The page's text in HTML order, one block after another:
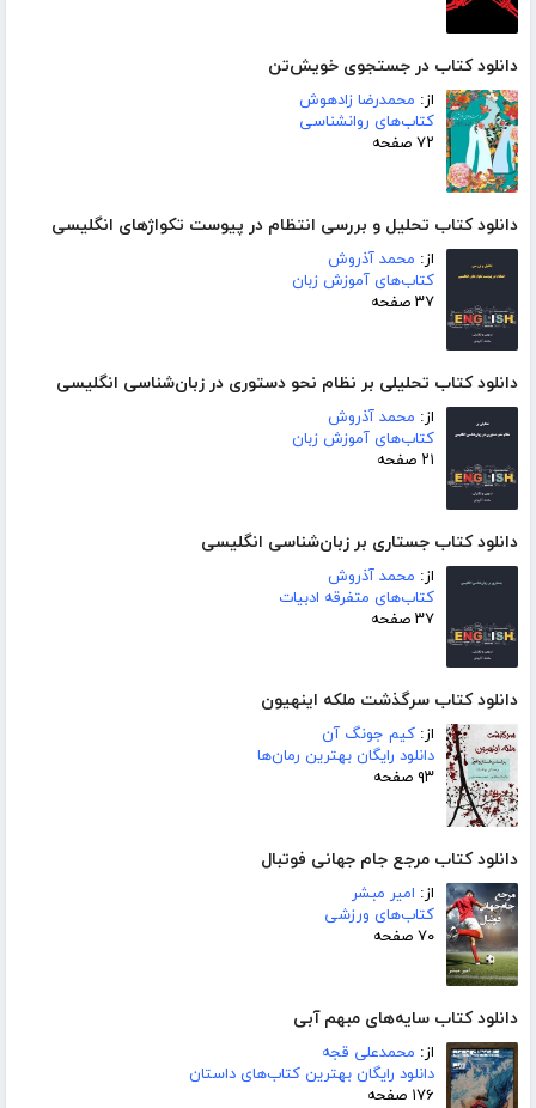
دانلود کتاب در جستجوی خویش‌تن
از: محمدرضا زادهوش
کتاب‌های روانشناسی
۷۲ صفحه
دانلود کتاب تحلیل و بررسی انتظام در پیوست تکواژهای انگلیسی
از: محمد آذروش
کتاب‌های آموزش زبان
۳۷ صفحه
دانلود کتاب تحلیلی بر نظام نحو دستوری در زبان‌شناسی انگلیسی
از: محمد آذروش
کتاب‌های آموزش زبان
۲۱ صفحه
دانلود کتاب جستاری بر زبان‌شناسی انگلیسی
از: محمد آذروش
کتاب‌های متفرقه ادبیات
۳۷ صفحه
دانلود کتاب سرگذشت ملکه اینهیون
از: کیم جونگ آن
دانلود رایگان بهترین رمان‌ها
۹۳ صفحه
دانلود کتاب مرجع جام جهانی فوتبال
از: امیر مبشر
کتاب‌های ورزشی
۷۰ صفحه
دانلود کتاب سایه‌های مبهم آبی
از: محمدعلی قجه
دانلود رایگان بهترین کتاب‌های داستان
۱۷۶ صفحه